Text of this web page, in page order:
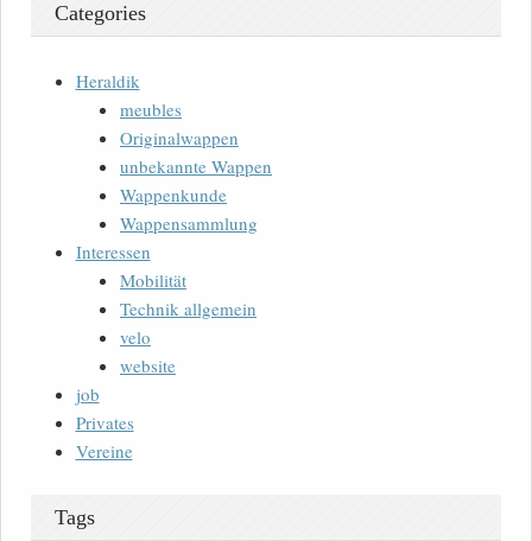
Categories
Heraldik
meubles
Originalwappen
unbekannte Wappen
Wappenkunde
Wappensammlung
Interessen
Mobilität
Technik allgemein
velo
website
job
Privates
Vereine
Tags